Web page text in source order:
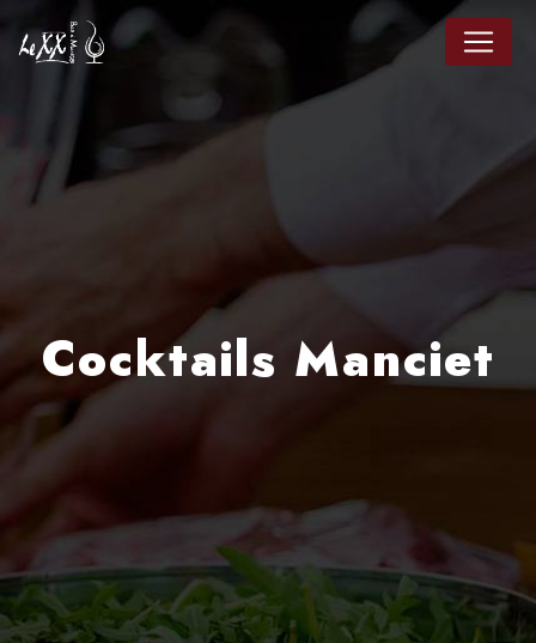
Cocktails Manciet
Panneau de gestion des cookies